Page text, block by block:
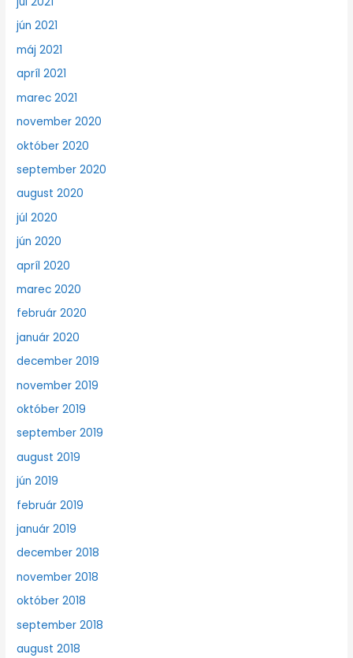
jún 2021
máj 2021
apríl 2021
marec 2021
november 2020
október 2020
september 2020
august 2020
júl 2020
jún 2020
apríl 2020
marec 2020
február 2020
január 2020
december 2019
november 2019
október 2019
september 2019
august 2019
jún 2019
február 2019
január 2019
december 2018
november 2018
október 2018
september 2018
august 2018